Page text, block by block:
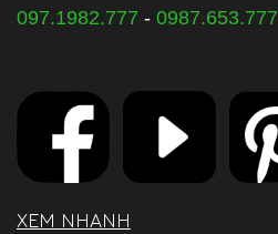
097.1982.777 - 0987.653.777
XEM NHANH